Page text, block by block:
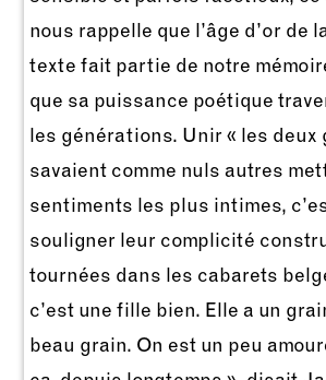
nous rappelle que l’âge d’or de
texte fait partie de notre
que sa puissance poétique
les générations. Unir « les deux
savaient comme nuls autres
sentiments les plus intimes,
souligner leur complicité
tournées dans les cabarets
c’est une fille bien. Elle a un
beau grain. On est un peu